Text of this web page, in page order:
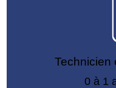
Technicien
0 à 1